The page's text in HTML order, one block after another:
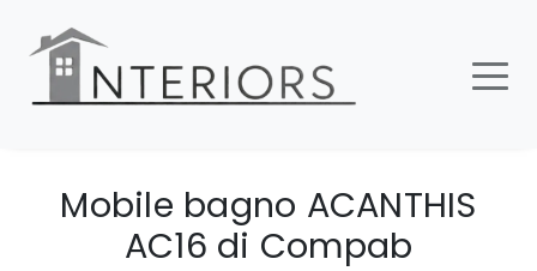
Mobile bagno ACANTHIS
AC16 di Compab